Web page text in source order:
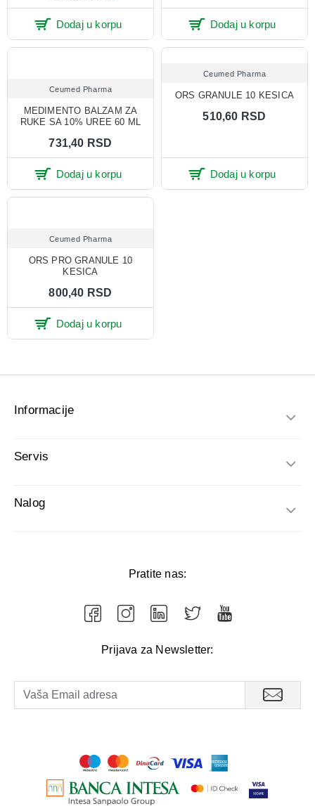
Dodaj u korpu Dodaj u korpu
Ceumed Pharma
MEDIMENTO BALZAM ZA
RUKE SA 10% UREE 60 ML
731,40 RSD
Dodaj u korpu
Ceumed Pharma
ORS GRANULE 10 KESICA
510,60 RSD
Dodaj u korpu
Ceumed Pharma
ORS PRO GRANULE 10
KESICA
800,40 RSD
Dodaj u korpu
Informacije
Servis
Nalog
Pratite nas:
Prijava za Newsletter: